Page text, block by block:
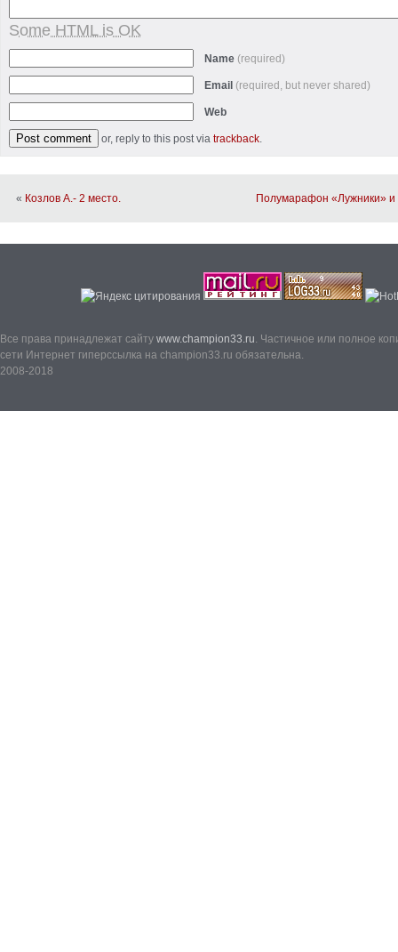
Some HTML is OK
Name (required)
Email (required, but never shared)
Web
or, reply to this post via trackback.
« Козлов А.- 2 место. Полумарафон «Лужники» и
Все права принадлежат сайту www.champion33.ru. Частичное или полное
сети Интернет гиперссылка на champion33.ru обязательна.
2008-2018